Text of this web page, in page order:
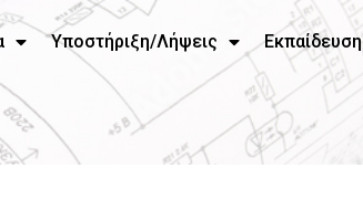
Υποστήριξη/Λήψεις Εκπαίδευση